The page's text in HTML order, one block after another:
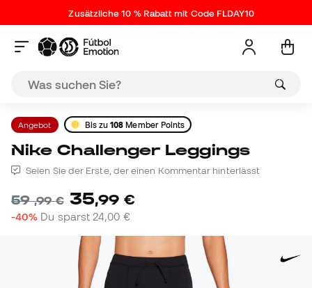
Zusätzliche 10 % Rabatt mit Code FLDAY10
Angebot Bis zu108 Member Points
Nike Challenger Leggings
Seien Sie der Erste, der einen Kommentar hinterlässt
59,99 € 35,99 €
-40% Du sparst 24,00 €